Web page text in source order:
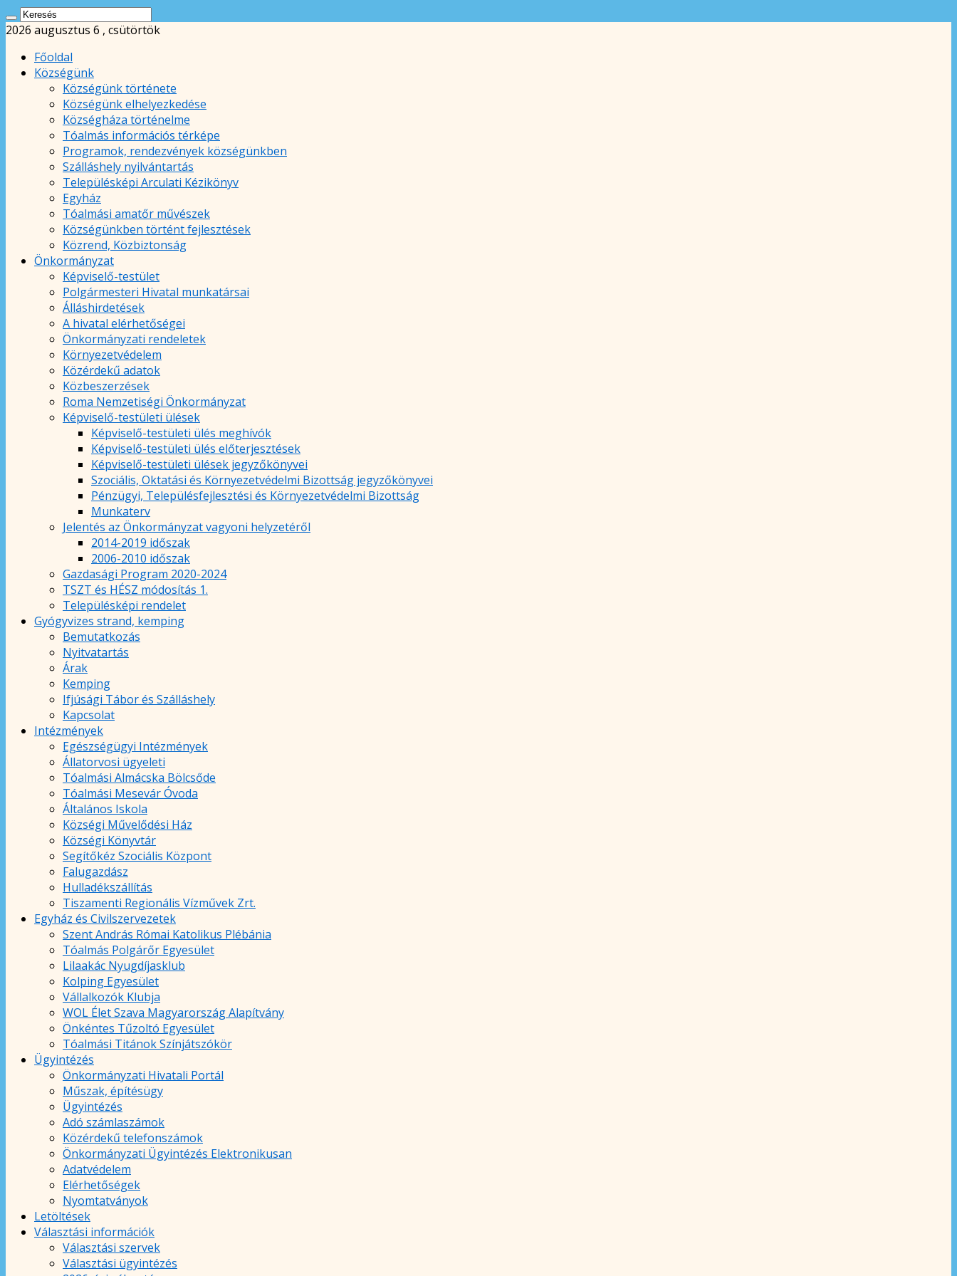
2026 augusztus 6 , csütörtök
Főoldal
Községünk
Községünk története
Községünk elhelyezkedése
Községháza történelme
Tóalmás információs térképe
Programok, rendezvények községünkben
Szálláshely nyilvántartás
Településképi Arculati Kézikönyv
Egyház
Tóalmási amatőr művészek
Községünkben történt fejlesztések
Közrend, Közbiztonság
Önkormányzat
Képviselő-testület
Polgármesteri Hivatal munkatársai
Álláshirdetések
A hivatal elérhetőségei
Önkormányzati rendeletek
Környezetvédelem
Közérdekű adatok
Közbeszerzések
Roma Nemzetiségi Önkormányzat
Képviselő-testületi ülések
Képviselő-testületi ülés meghívók
Képviselő-testületi ülés előterjesztések
Képviselő-testületi ülések jegyzőkönyvei
Szociális, Oktatási és Környezetvédelmi Bizottság jegyzőkönyvei
Pénzügyi, Településfejlesztési és Környezetvédelmi Bizottság
Munkaterv
Jelentés az Önkormányzat vagyoni helyzetéről
2014-2019 időszak
2006-2010 időszak
Gazdasági Program 2020-2024
TSZT és HÉSZ módosítás 1.
Településképi rendelet
Gyógyvizes strand, kemping
Bemutatkozás
Nyitvatartás
Árak
Kemping
Ifjúsági Tábor és Szálláshely
Kapcsolat
Intézmények
Egészségügyi Intézmények
Állatorvosi ügyeleti
Tóalmási Almácska Bölcsőde
Tóalmási Mesevár Óvoda
Általános Iskola
Községi Művelődési Ház
Községi Könyvtár
Segítőkéz Szociális Központ
Falugazdász
Hulladékszállítás
Tiszamenti Regionális Vízművek Zrt.
Egyház és Civilszervezetek
Szent András Római Katolikus Plébánia
Tóalmás Polgárőr Egyesület
Lilaakác Nyugdíjasklub
Kolping Egyesület
Vállalkozók Klubja
WOL Élet Szava Magyarország Alapítvány
Önkéntes Tűzoltó Egyesület
Tóalmási Titánok Színjátszókör
Ügyintézés
Önkormányzati Hivatali Portál
Műszak, építésügy
Ügyintézés
Adó számlaszámok
Közérdekű telefonszámok
Önkormányzati Ügyintézés Elektronikusan
Adatvédelem
Elérhetőségek
Nyomtatványok
Letöltések
Választási információk
Választási szervek
Választási ügyintézés